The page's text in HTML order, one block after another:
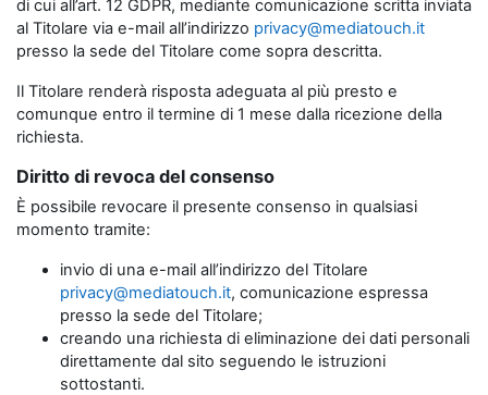
di cui all’art. 12 GDPR, mediante comunicazione scritta inviata
al Titolare via e-mail all’indirizzo privacy@mediatouch.it
presso la sede del Titolare come sopra descritta.
Il Titolare renderà risposta adeguata al più presto e
comunque entro il termine di 1 mese dalla ricezione della
richiesta.
Diritto di revoca del consenso
È possibile revocare il presente consenso in qualsiasi
momento tramite:
invio di una e-mail all’indirizzo del Titolare
privacy@mediatouch.it, comunicazione espressa
presso la sede del Titolare;
creando una richiesta di eliminazione dei dati personali
direttamente dal sito seguendo le istruzioni
sottostanti.